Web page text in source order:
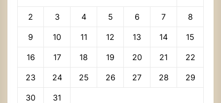
2 3 4 5 6 7 8
9 10 11 12 13 14 15
16 17 18 19 20 21 22
23 24 25 26 27 28 29
30
31